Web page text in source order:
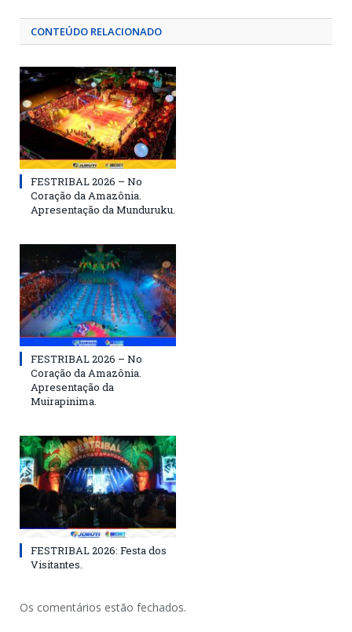
CONTEÚDO RELACIONADO
FESTRIBAL 2026 – No
Coração da Amazônia.
Apresentação da Munduruku.
FESTRIBAL 2026 – No
Coração da Amazônia.
Apresentação da
Muirapinima.
FESTRIBAL 2026: Festa dos
Visitantes.
Os comentários estão fechados.